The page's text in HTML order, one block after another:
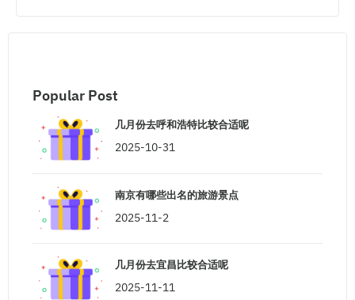
Popular Post
几月份去呼和浩特比较合适呢
2025-10-31
南京有哪些出名的旅游景点
2025-11-2
几月份去宜昌比较合适呢
2025-11-11